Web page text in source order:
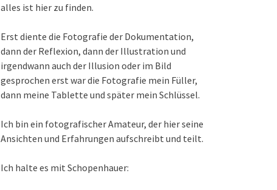
alles ist hier zu finden.
Erst diente die Fotografie der Dokumentation,
dann der Reflexion, dann der Illustration und
irgendwann auch der Illusion oder im Bild
gesprochen erst war die Fotografie mein Füller,
dann meine Tablette und später mein Schlüssel.
Ich bin ein fotografischer Amateur, der hier seine
Ansichten und Erfahrungen aufschreibt und teilt.
Ich halte es mit Schopenhauer: